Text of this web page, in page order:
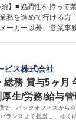
とが可能です。業務
仕事に慣れることが
賀】営業事務 ※未経
】■協調性を持って
務を進めて行ける方
ーカー以外、営業事
に合わせ、能動的な
シャリストとして、
ることができます
り、メリハリのある
学 高専 短大 語学力：
ビス株式会社
総務 賞与5ヶ月
生/労務/給与
で、バックオフィスから
ランスよく担当し、ゆく